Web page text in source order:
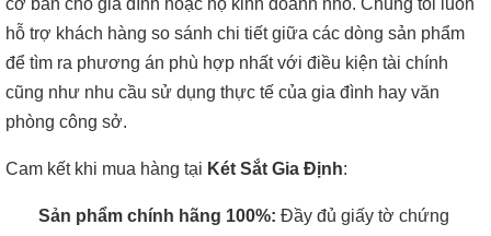
cơ bản cho gia đình hoặc hộ kinh doanh nhỏ. Chúng tôi luôn
hỗ trợ khách hàng so sánh chi tiết giữa các dòng sản phẩm
để tìm ra phương án phù hợp nhất với điều kiện tài chính
cũng như nhu cầu sử dụng thực tế của gia đình hay văn
phòng công sở.
Cam kết khi mua hàng tại Két Sắt Gia Định:
Sản phẩm chính hãng 100%: Đầy đủ giấy tờ chứng